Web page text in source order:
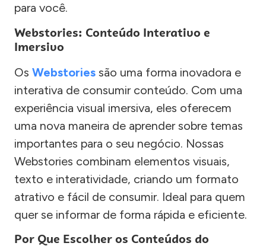
para você.
Webstories: Conteúdo Interativo e
Imersivo
Os Webstories são uma forma inovadora e
interativa de consumir conteúdo. Com uma
experiência visual imersiva, eles oferecem
uma nova maneira de aprender sobre temas
importantes para o seu negócio. Nossas
Webstories combinam elementos visuais,
texto e interatividade, criando um formato
atrativo e fácil de consumir. Ideal para quem
quer se informar de forma rápida e eficiente.
Por Que Escolher os Conteúdos do